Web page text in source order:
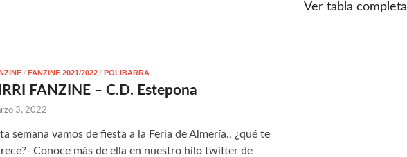
/ FANZINE 2021/2022 / POLIBARRA
FANZINE – C.D. Estepona
3, 2022
semana vamos de fiesta a la Feria de Almería., ¿qué te
Conoce más de ella en nuestro hilo twitter de
Ver tabla completa